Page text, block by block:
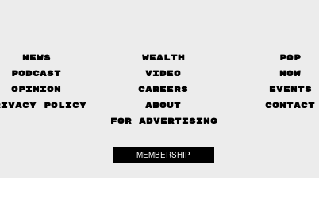
News Wealth
Pop
Podcast
Video
Now
Opinion
Careers
Events
Policy
About
Contact
FOR ADVERTISING
MEMBERSHIP